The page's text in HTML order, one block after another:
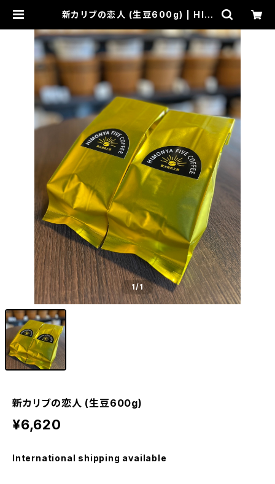
新カリブの恋人 (生豆600g) | HIM
1/1
新カリブの恋人 (生豆600g)
¥6,620
International shipping available